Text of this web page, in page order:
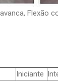
Flexão
Iniciante